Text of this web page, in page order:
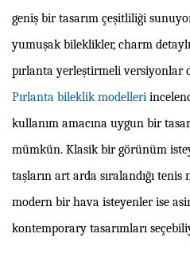
geniş bir tasarım çeşitliliği
yumuşak bileklikler, charm
pırlanta yerleştirmeli versiyonlar
Pırlanta bileklik modelleri
kullanım amacına uygun bir
mümkün. Klasik bir görünüm
taşların art arda sıralandığı
modern bir hava isteyenler ise
kontemporary tasarımları